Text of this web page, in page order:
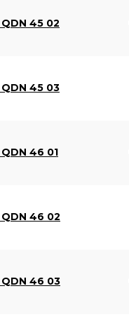
45 02
45 03
46 01
46 02
46 03